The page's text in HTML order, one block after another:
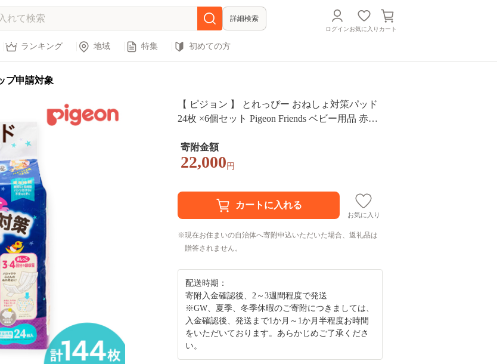
詳細検索
ログインお気に入り カート
ランキング 地域 特集 初めての方
プ申請対象
【 ピジョン 】 とれっぴー おねしょ対策パッド
24枚 ×6個セット Pigeon Friends ベビー用品 赤ち
トイトレ [BD92-NT]
寄附金額
22,000 円
お気に入り
現在お住まいの自治体へ寄附申込いただいた場合、返礼品は
贈答されません。
配送時期：
寄附入金確認後、2～3週間程度で発送
※GW、夏季、冬季休暇のご寄附につきましては、
入金確認後、発送まで1か月～1か月半程度お時間
をいただいております。あらかじめご了承くださ
い。